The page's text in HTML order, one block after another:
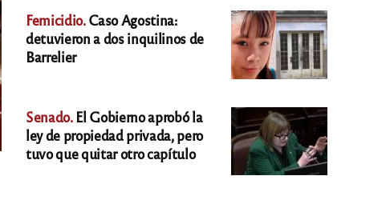
Femicidio.Caso Agostina:
detuvieron a dos inquilinos de
Barrelier
Senado.El Gobierno aprobó la
ley de propiedad privada, pero
tuvo que quitar otro capítulo